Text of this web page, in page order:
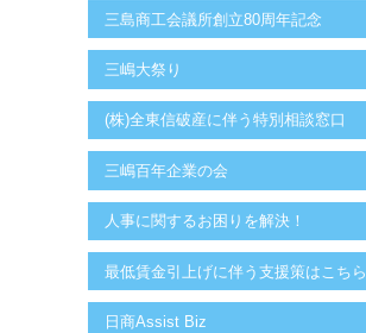
三島商工会議所創立80周年記念
三嶋大祭り
(株)全東信破産に伴う特別相談窓口
三嶋百年企業の会
人事に関するお困りを解決！
最低賃金引上げに伴う支援策はこちら
日商Assist Biz